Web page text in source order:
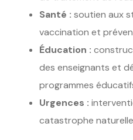
Santé : soutien aux
vaccination et
Éducation :
des enseignants et
programmes
Urgences :
catastrophe